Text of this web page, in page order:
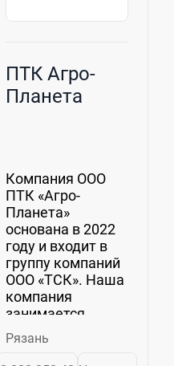
ПТК Агро-
Планета
Компания ООО
ПТК «Агро-
Планета»
основана в 2022
году и входит в
группу компаний
ООО «ТСК». Наша
компания
занимается
поставками
импортной и
Рязань